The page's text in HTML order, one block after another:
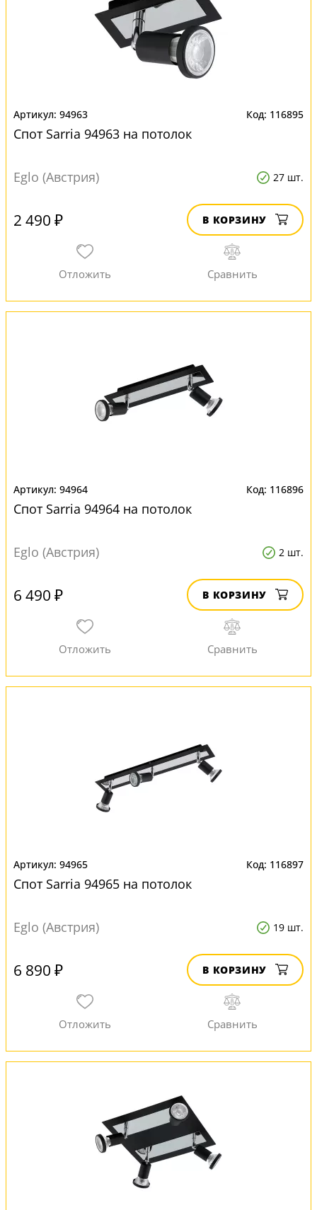
94963 116895
Спот Sarria 94963 на потолок
Eglo (Австрия) 27 шт.
2 490 ₽ В КОРЗИНУ
94964 116896
Спот Sarria 94964 на потолок
Eglo (Австрия) 2 шт.
6 490 ₽ В КОРЗИНУ
94965 116897
Спот Sarria 94965 на потолок
Eglo (Австрия) 19 шт.
6 890 ₽ В КОРЗИНУ